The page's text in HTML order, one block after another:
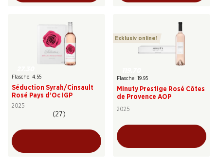
Flasche: 4.55
Séduction Syrah/Cinsault
Rosé Pays d’Oc IGP
2025
(27)
Exklusiv online!
Flasche: 19.95
Minuty Prestige Rosé Côtes
de Provence AOP
2025